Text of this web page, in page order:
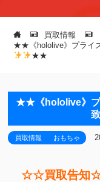
買取情報
★★《hololive》プライ
★★
★★《hololive》プ
買取情報 おもちゃ
☆☆買取告知